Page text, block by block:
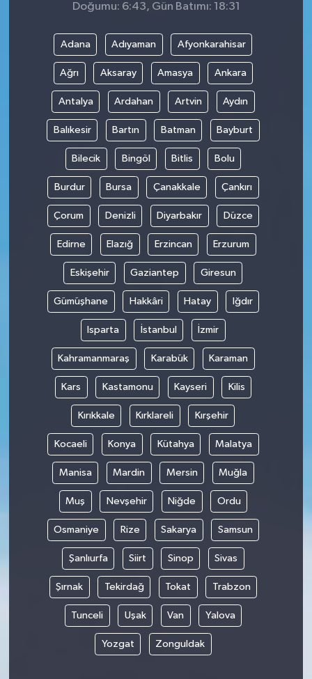
Doğumu: 6:43, Gün Batımı: 18:31
Adana Adıyaman Afyonkarahisar
Ağrı Aksaray Amasya Ankara
Antalya Ardahan Artvin Aydın
Balıkesir Bartın Batman Bayburt
Bilecik Bingöl Bitlis Bolu
Burdur Bursa Çanakkale Çankırı
Çorum Denizli Diyarbakır Düzce
Edirne Elazığ Erzincan Erzurum
Eskişehir Gaziantep Giresun
Gümüşhane Hakkâri Hatay Iğdır
Isparta İstanbul İzmir
Kahramanmaraş Karabük Karaman
Kars Kastamonu Kayseri Kilis
Kırıkkale Kırklareli Kırşehir
Kocaeli Konya Kütahya Malatya
Manisa Mardin Mersin Muğla
Muş Nevşehir Niğde Ordu
Osmaniye Rize Sakarya Samsun
Şanlıurfa Siirt Sinop Sivas
Şırnak Tekirdağ Tokat Trabzon
Tunceli Uşak Van Yalova
Yozgat Zonguldak